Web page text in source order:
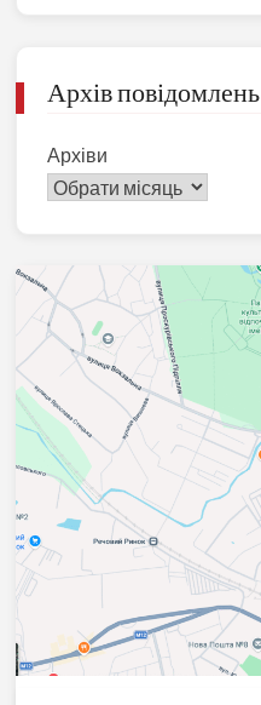
Архів повідомлень
Архіви